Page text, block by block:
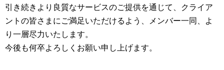
引き続きより良質なサービスのご提供を通じて、クライア
ントの皆さまにご満足いただけるよう、メンバー一同、よ
り一層尽力いたします。
今後も何卒よろしくお願い申し上げます。